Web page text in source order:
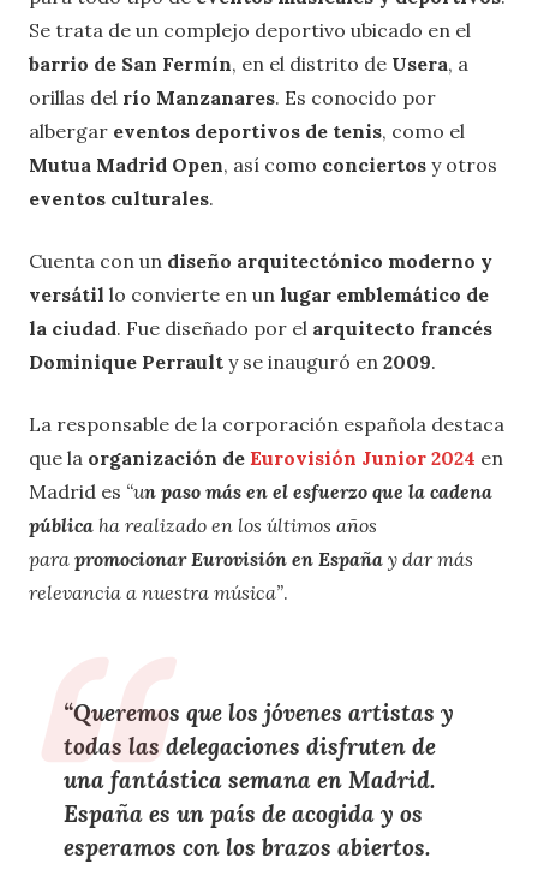
Se trata de un complejo deportivo ubicado en el
barrio de San Fermín, en el distrito de Usera, a
orillas del río Manzanares. Es conocido por
albergar eventos deportivos de tenis, como el
Mutua Madrid Open, así como conciertos y otros
eventos culturales.
Cuenta con un diseño arquitectónico moderno y
versátil lo convierte en un lugar emblemático de
la ciudad. Fue diseñado por el arquitecto francés
Dominique Perrault y se inauguró en 2009.
La responsable de la corporación española destaca
que la organización de Eurovisión Junior 2024 en
Madrid es “un paso más en el esfuerzo que la cadena
pública ha realizado en los últimos años
para promocionar Eurovisión en España y dar más
relevancia a nuestra música”.
“Queremos que los jóvenes artistas y
todas las delegaciones disfruten de
una fantástica semana en Madrid.
España es un país de acogida y os
esperamos con los brazos abiertos.